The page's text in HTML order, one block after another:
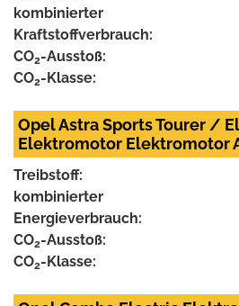
kombinierter
Kraftstoffverbrauch:
CO2-Ausstoß:
CO2-Klasse:
Opel Astra Sports Tourer /
Elektromotor Elektromotor
Treibstoff:
kombinierter
Energieverbrauch:
CO2-Ausstoß:
CO2-Klasse: